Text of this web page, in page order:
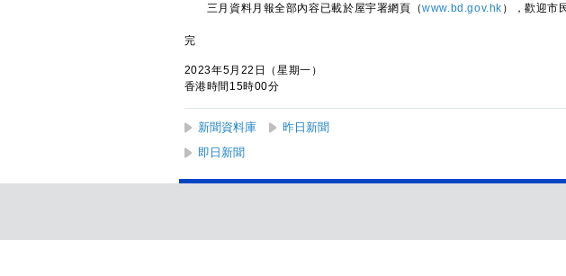
三月資料月報全部內容已載於屋宇署網頁（www.bd.gov.hk ），歡迎市
完
2023年5月22日（星期一）
香港時間15時00分
新聞資料庫 昨日新聞
即日新聞